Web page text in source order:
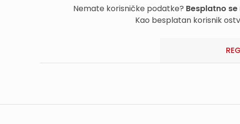
Nemate korisničke podatke? Besplatno
Kao besplatan korisnik